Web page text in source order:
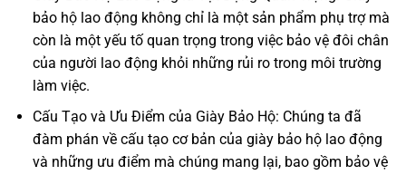
bảo hộ lao động không chỉ là một sản phẩm phụ trợ mà
còn là một yếu tố quan trọng trong việc bảo vệ đôi chân
của người lao động khỏi những rủi ro trong môi trường
làm việc.
Cấu Tạo và Ưu Điểm của Giày Bảo Hộ: Chúng ta đã
đàm phán về cấu tạo cơ bản của giày bảo hộ lao động
và những ưu điểm mà chúng mang lại, bao gồm bảo vệ